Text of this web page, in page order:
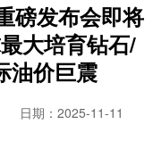
磅发布会即将
大培育钻石/
油价巨震
日期：2025-11-11